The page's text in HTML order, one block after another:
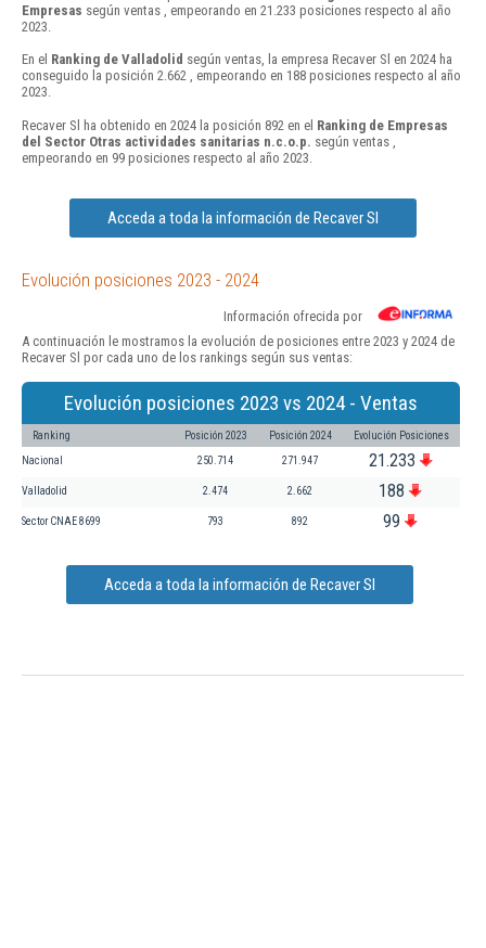
Empresas según ventas , empeorando en 21.233 posiciones respecto al año
2023.
En el Ranking de Valladolid según ventas, la empresa Recaver Sl en 2024 ha
conseguido la posición 2.662 , empeorando en 188 posiciones respecto al año
2023.
Recaver Sl ha obtenido en 2024 la posición 892 en el Ranking de Empresas
del Sector Otras actividades sanitarias n.c.o.p. según ventas ,
empeorando en 99 posiciones respecto al año 2023.
Acceda a toda la información de Recaver Sl
Evolución posiciones 2023 - 2024
Información ofrecida por
A continuación le mostramos la evolución de posiciones entre 2023 y 2024 de
Recaver Sl por cada uno de los rankings según sus ventas:
Evolución posiciones 2023 vs 2024 - Ventas
Ranking Posición 2023 Posición 2024 Evolución Posiciones
Nacional 250.714 271.947 21.233
Valladolid 2.474 2.662 188
Sector CNAE 8699 793 892 99
Acceda a toda la información de Recaver Sl